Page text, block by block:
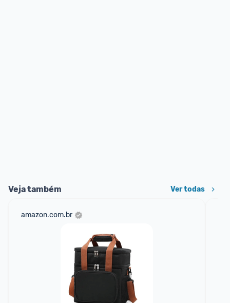
Veja também Ver todas
amazon.com.br